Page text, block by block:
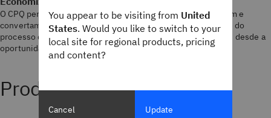
O CPQ permite que funcionários e parceiros criem, negociem e
convertam cotações em pedidos, permitindo maior controle do
processo de cotação com visibilidade dos ciclos de cotação, desde a
oportunidade até a realização do pedido.
Produtos relacionados
You appear to be visiting from United
States. Would you like to switch to your
local site for regional products, pricing
and content?
Cancel Update